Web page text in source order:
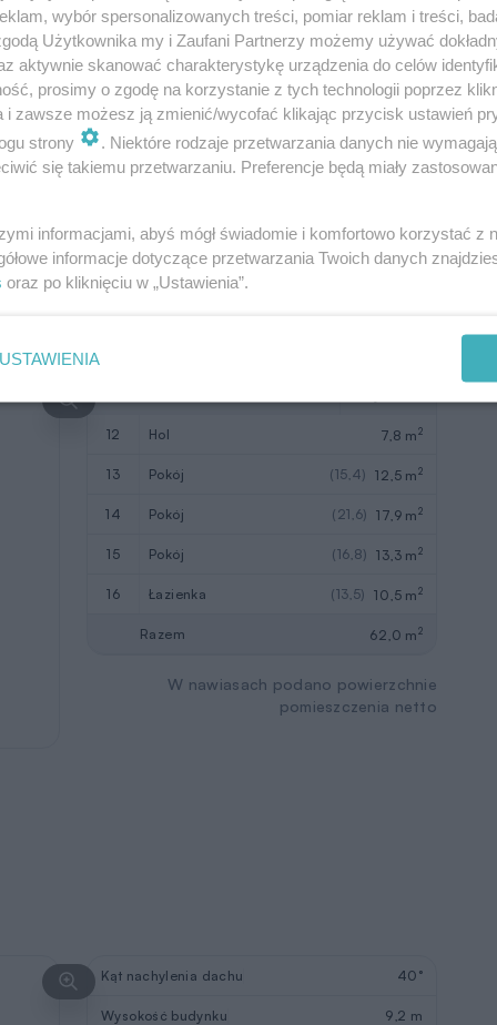
9 2,0 m
Razem 68,1 m2
10 kotłownia 3,7 m2
11 garaż
pomieszczenia netto
12 hol 7,8 m2
13 pokój (15,4) 12,5 m2
14 pokój (21,6) 17,9 m2
15 pokój (16,8) 13,3 m2
16 łazienka (13,5) 10,5 m2
Razem 62,0 m2
W nawiasach podano powierzchnie
pomieszczenia netto
Kąt nachylenia dachu 40°
Wysokość budynku 9,2 m
wybór spersonalizowanych treści, pomiar reklam i treści,
Użytkownika my i Zaufani Partnerzy możemy używać
aktywnie skanować charakterystykę urządzenia do celów
prosimy o zgodę na korzystanie z tych technologii poprzez
i zawsze możesz ją zmienić/wycofać klikając przycisk ustawień
strony
. Niektóre rodzaje przetwarzania danych nie
się takiemu przetwarzaniu. Preferencje będą miały
informacjami, abyś mógł świadomie i komfortowo korzystać z
informacje dotyczące przetwarzania Twoich danych
oraz po kliknięciu w „Ustawienia”.
USTAWIENIA